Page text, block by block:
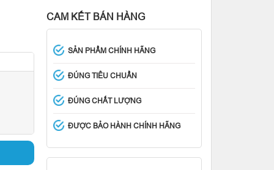
CAM KẾT BÁN HÀNG
SẢN PHẨM CHÍNH HÃNG
ĐÚNG TIÊU CHUẨN
ĐÚNG CHẤT LƯỢNG
ĐƯỢC BẢO HÀNH CHÍNH HÃNG